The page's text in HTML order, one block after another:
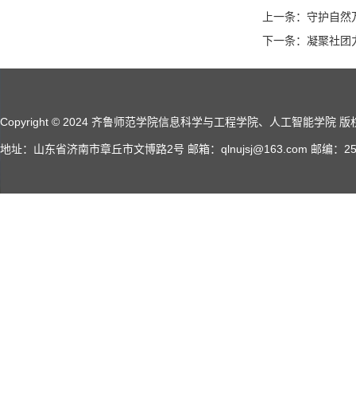
上一条：守护自
下一条：凝聚社
Copyright © 2024 齐鲁师范学院信息科学与工程学院、人工智能学院 版
地址：山东省济南市章丘市文博路2号 邮箱：qlnujsj@163.com 邮编：